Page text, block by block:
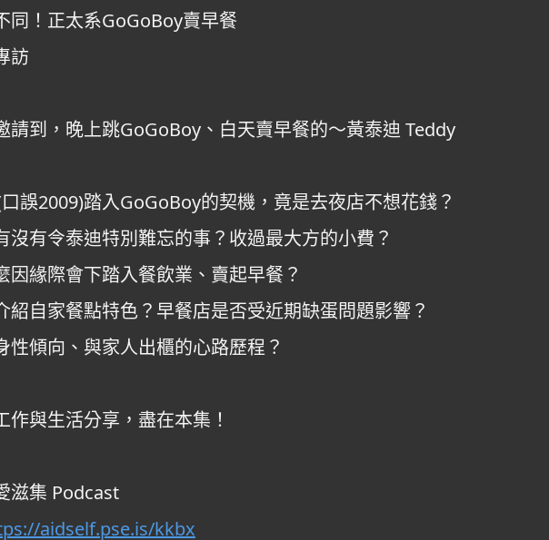
同！正太系GoGoBoy賣早餐
訪
請到，晚上跳GoGoBoy、白天賣早餐的～黃泰迪 Teddy
誤2009)踏入GoGoBoy的契機，竟是去夜店不想花錢？
沒有令泰迪特別難忘的事？收過最大方的小費？
因緣際會下踏入餐飲業、賣起早餐？
紹自家餐點特色？早餐店是否受近期缺蛋問題影響？
性傾向、與家人出櫃的心路歷程？
作與生活分享，盡在本集！
滋集 Podcast
aidself.pse.is/kkbx